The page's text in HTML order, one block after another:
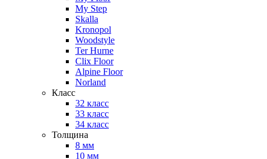
My Step
Skalla
Kronopol
Woodstyle
Ter Hurne
Clix Floor
Alpine Floor
Norland
Класс
32 класс
33 класс
34 класс
Толщина
8 мм
10 мм